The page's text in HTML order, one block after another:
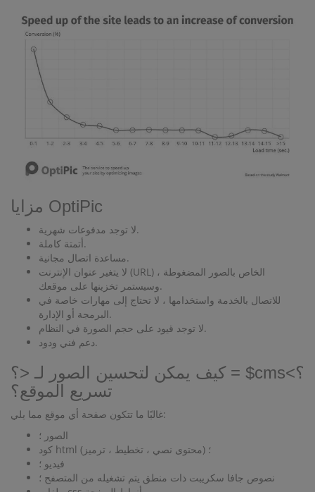
مزايا OptiPic
لا توجد مدفوعات شهرية.
أتمتة كاملة.
مساعدة اتصال مجانية.
لا يتغير عنوان الإنترنت (URL) الخاص بالصور المضغوطة ،
وسيستمر تخزينها على موقعك.
للاتصال بالخدمة واستخدامها ، لا تحتاج إلى مهارات خاصة في
البرمجة أو الإدارة.
لا توجد قيود على حجم الصورة في النظام.
دعم فني ودود.
كيف يمكن لتحسين الصور لـ <؟ = $cms؟>
تسريع الموقع؟
غالبًا ما تتكون صفحة أي موقع مما يلي:
الصور ؛
كود html (محتوى نصي ، تخطيط ، ترميز) ؛
فيديو ؛
نصوص جافا سكريبت ذات منطق يتم تشغيله من المتصفح ؛